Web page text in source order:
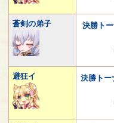
蒼剣の弟子
決勝ト
避狂イ
決勝トー